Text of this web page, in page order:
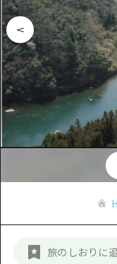
お
ア
イ
グ
サ
シ
ス
ナ
モ
広
あ
広
安芸
備
芸北
スポ
ス
広
安
備
備
芸北
イベ
旬情報
お役
お
ア
新着情報
旅のしおりに